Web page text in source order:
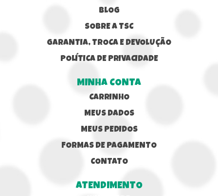
BLOG
SOBRE A TSC
GARANTIA, TROCA E DEVOLUÇÃO
POLÍTICA DE PRIVACIDADE
MINHA CONTA
CARRINHO
MEUS DADOS
MEUS PEDIDOS
FORMAS DE PAGAMENTO
CONTATO
ATENDIMENTO